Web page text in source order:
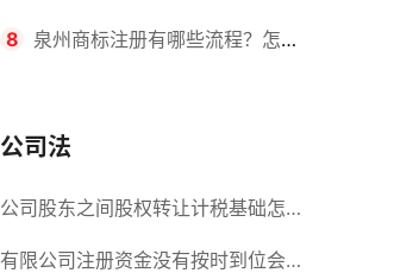
国商标办理流程有哪些？
8 泉州商标注册有哪些流程？怎么
公司法
公司股东之间股权转让计税基础怎么
确认？公司股东之间的股权转让要符
有限公司注册资金没有按时到位会怎